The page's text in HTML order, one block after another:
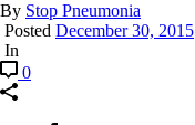
By Stop Pneumonia
Posted December 30, 2015
In
0